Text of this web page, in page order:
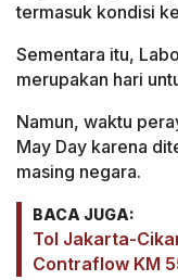
termasuk kondisi
Sementara itu,
merupakan hari
Namun, waktu
May Day karena
masing negara.
BACA JUGA:
Tol Jakarta-
Contraflow KM